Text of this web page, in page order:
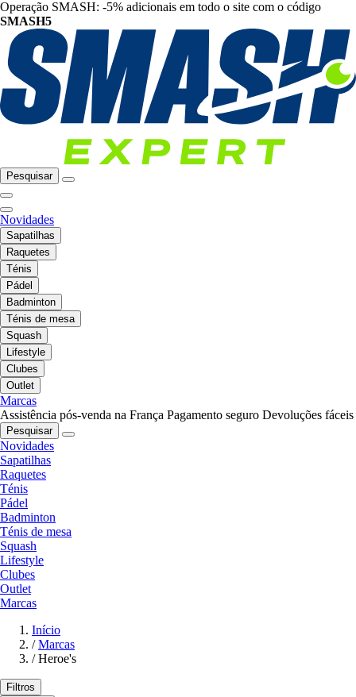
Operação SMASH: -5% adicionais em todo o site com o código
SMASH5
Pesquisar
Novidades
Sapatilhas
Raquetes
Ténis
Pádel
Badminton
Ténis de mesa
Squash
Lifestyle
Clubes
Outlet
Marcas
Assistência pós-venda na França Pagamento seguro Devoluções fáceis
Pesquisar
Novidades
Sapatilhas
Raquetes
Ténis
Pádel
Badminton
Ténis de mesa
Squash
Lifestyle
Clubes
Outlet
Marcas
Início
/ Marcas
/ Heroe's
Filtros